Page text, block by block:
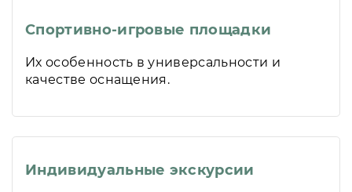
Спортивно-игровые площадки
Их особенность в универсальности и
качестве оснащения.
Индивидуальные экскурсии